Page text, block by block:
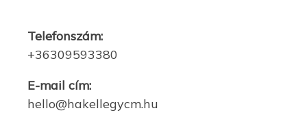
Telefonszám:
+36309593380
E-mail cím:
hello@hakellegycm.hu